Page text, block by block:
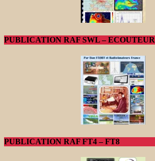
PUBLICATION RAF SWL – ECOUTEUR
PUBLICATION RAF FT4 – FT8